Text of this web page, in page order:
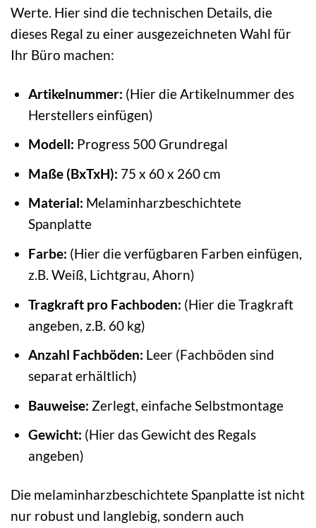
Werte. Hier sind die technischen Details, die
dieses Regal zu einer ausgezeichneten Wahl für
Ihr Büro machen:
Artikelnummer: (Hier die Artikelnummer des
Herstellers einfügen)
Modell: Progress 500 Grundregal
Maße (BxTxH): 75 x 60 x 260 cm
Material: Melaminharzbeschichtete
Spanplatte
Farbe: (Hier die verfügbaren Farben einfügen,
z.B. Weiß, Lichtgrau, Ahorn)
Tragkraft pro Fachboden: (Hier die Tragkraft
angeben, z.B. 60 kg)
Anzahl Fachböden: Leer (Fachböden sind
separat erhältlich)
Bauweise: Zerlegt, einfache Selbstmontage
Gewicht: (Hier das Gewicht des Regals
angeben)
Die melaminharzbeschichtete Spanplatte ist nicht
nur robust und langlebig, sondern auch